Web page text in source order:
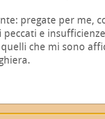
pregate per me,
e
che mi sono